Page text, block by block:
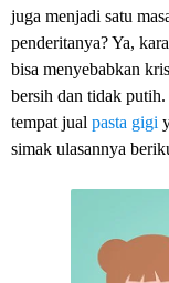
juga menjadi satu
penderitanya? Ya,
bisa menyebabkan
bersih dan tidak
tempat jual pasta gigi
simak ulasannya